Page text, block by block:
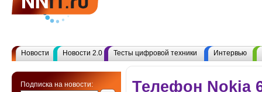
Новости Новости 2.0 Тесты цифровой техники Интервью
Подписка на новости:
Телефон Nokia